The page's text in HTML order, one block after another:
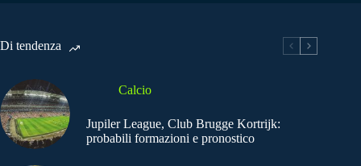
Di tendenza
Calcio
Jupiler League, Club Brugge Kortrijk:
probabili formazioni e pronostico